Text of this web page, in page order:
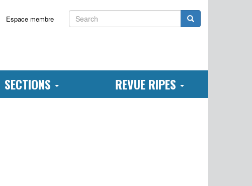
Search Search
Espace membre
SECTIONS REVUE RIPES